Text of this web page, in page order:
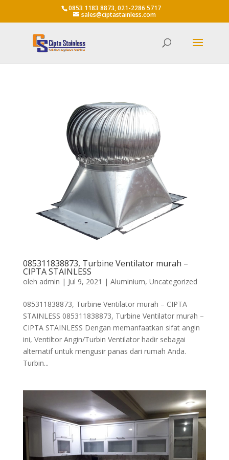
0853 1183 8873, 021-2286 5717
sales@ciptastainless.com
085311838873, Turbine Ventilator murah –
CIPTA STAINLESS
oleh admin | Jul 9, 2021 | Aluminium, Uncategorized
085311838873, Turbine Ventilator murah – CIPTA
STAINLESS 085311838873, Turbine Ventilator murah –
CIPTA STAINLESS Dengan memanfaatkan sifat angin
ini, Ventiltor Angin/Turbin Ventilator hadir sebagai
alternatif untuk mengusir panas dari rumah Anda.
Turbin...